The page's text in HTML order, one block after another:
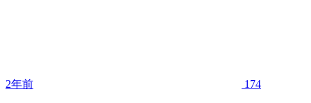
2年前 174